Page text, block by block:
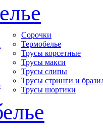
Сорочки
Термобелье
Трусы корсетные
Трусы макси
Трусы слипы
Трусы стринги и
Трусы шортики